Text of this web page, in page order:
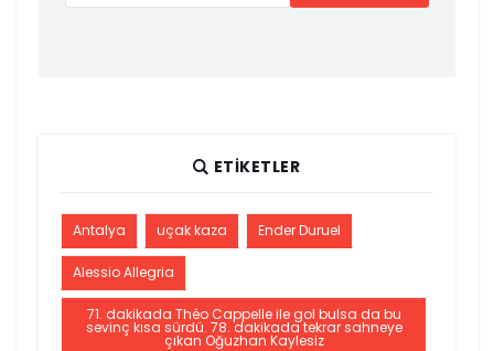
ETIKETLER
Antalya uçak kaza Ender Duruel
Alessio Allegria
71. dakikada Théo Cappelle ile gol bulsa da bu
sevinç kısa sürdü. 78. dakikada tekrar sahneye
çıkan Oğuzhan Kaylesiz